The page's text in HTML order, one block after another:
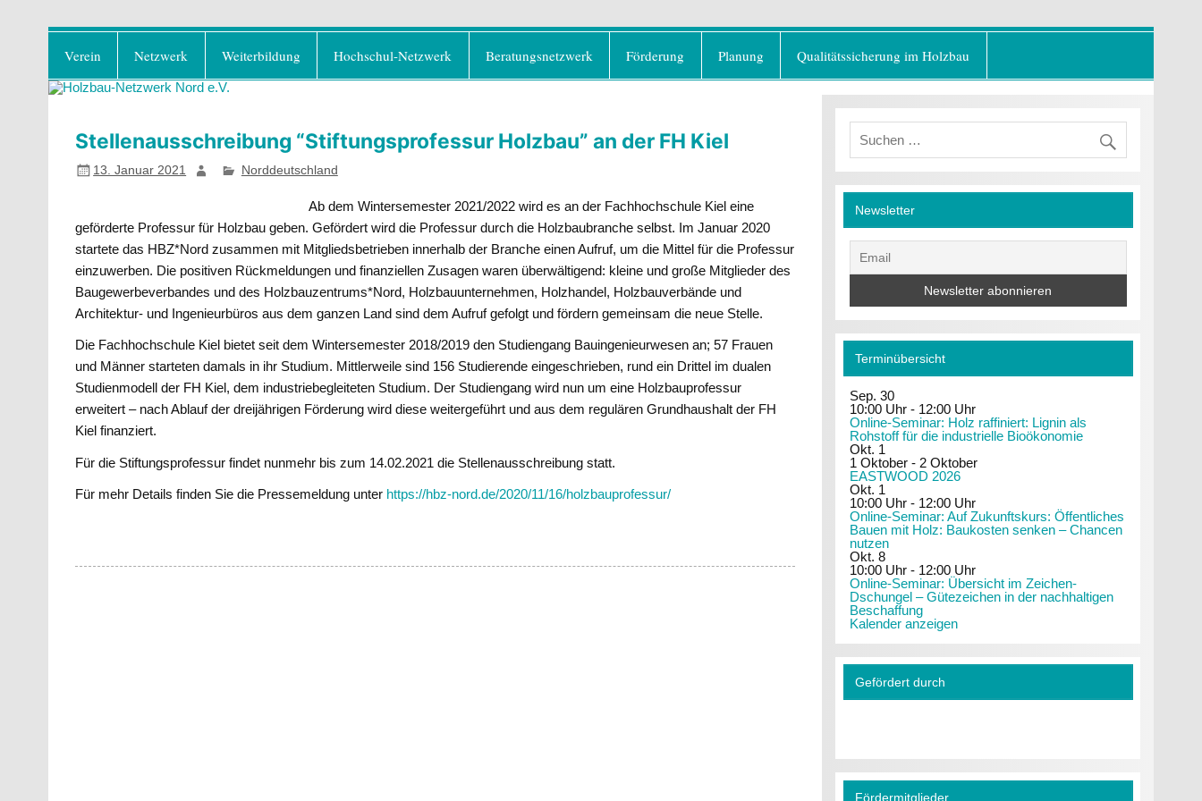
Holzbau-Netzwerk Nord e.V.
Förderung von Bildung im Themenfeld "Holz als klimafreundlicher und ressourcenschonender Baustoff"
Verein Netzwerk Weiterbildung Hochschul-Netzwerk Beratungsnetzwerk Förderung Planung Qualitätssicherung im Holzbau
Stellenausschreibung “Stiftungsprofessur Holzbau” an der FH Kiel
13. Januar 2021 Norddeutschland
Ab dem Wintersemester 2021/2022 wird es an der Fachhochschule Kiel eine
geförderte Professur für Holzbau geben. Gefördert wird die Professur durch die Holzbaubranche selbst. Im Januar 2020
startete das HBZ*Nord zusammen mit Mitgliedsbetrieben innerhalb der Branche einen Aufruf, um die Mittel für die Professur
einzuwerben. Die positiven Rückmeldungen und finanziellen Zusagen waren überwältigend: kleine und große Mitglieder des
Baugewerbeverbandes und des Holzbauzentrums*Nord, Holzbauunternehmen, Holzhandel, Holzbauverbände und
Architektur- und Ingenieurbüros aus dem ganzen Land sind dem Aufruf gefolgt und fördern gemeinsam die neue Stelle.
Die Fachhochschule Kiel bietet seit dem Wintersemester 2018/2019 den Studiengang Bauingenieurwesen an; 57 Frauen
und Männer starteten damals in ihr Studium. Mittlerweile sind 156 Studierende eingeschrieben, rund ein Drittel im dualen
Studienmodell der FH Kiel, dem industriebegleiteten Studium. Der Studiengang wird nun um eine Holzbauprofessur
erweitert – nach Ablauf der dreijährigen Förderung wird diese weitergeführt und aus dem regulären Grundhaushalt der FH
Kiel finanziert.
Für die Stiftungsprofessur findet nunmehr bis zum 14.02.2021 die Stellenausschreibung statt.
Für mehr Details finden Sie die Pressemeldung unter https://hbz-nord.de/2020/11/16/holzbauprofessur/
Newsletter
Terminübersicht
Sep. 30
10:00 Uhr- 12:00 Uhr
Online-Seminar: Holz raffiniert: Lignin als
Rohstoff für die industrielle Bioökonomie
Okt. 1
1 Oktober- 2 Oktober
EASTWOOD 2026
Okt. 1
10:00 Uhr- 12:00 Uhr
Online-Seminar: Auf Zukunftskurs: Öffentliches
Bauen mit Holz: Baukosten senken – Chancen
nutzen
Okt. 8
10:00 Uhr- 12:00 Uhr
Online-Seminar: Übersicht im Zeichen-
Dschungel – Gütezeichen in der nachhaltigen
Beschaffung
Kalender anzeigen
Gefördert durch
Fördermitglieder